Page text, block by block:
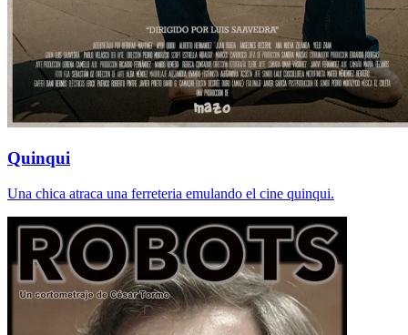
Quinqui
Una chica atraca una ferreteria emulando el cine quinqui.